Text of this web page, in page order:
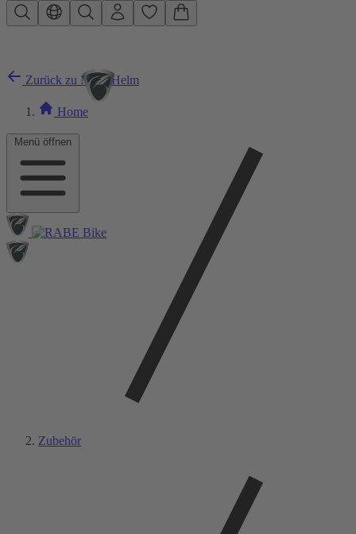
Zum Hauptinhalt springen
Menü öffnen
Zurück zu MTB Helm
Home
Zubehör